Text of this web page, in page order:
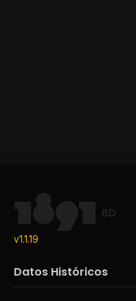
BD
v1.1.19
Datos Históricos